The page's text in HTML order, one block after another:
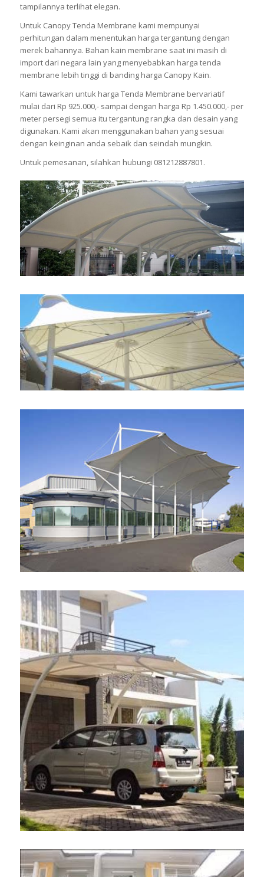
tampilannya terlihat elegan.
Untuk Canopy Tenda Membrane kami mempunyai
perhitungan dalam menentukan harga tergantung dengan
merek bahannya. Bahan kain membrane saat ini masih di
import dari negara lain yang menyebabkan harga tenda
membrane lebih tinggi di banding harga Canopy Kain.
Kami tawarkan untuk harga Tenda Membrane bervariatif
mulai dari Rp 925.000,- sampai dengan harga Rp 1.450.000,- per
meter persegi semua itu tergantung rangka dan desain yang
digunakan. Kami akan menggunakan bahan yang sesuai
dengan keinginan anda sebaik dan seindah mungkin.
Untuk pemesanan, silahkan hubungi 081212887801.